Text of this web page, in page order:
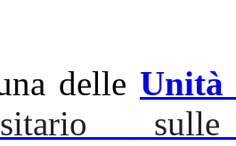
delle Unità